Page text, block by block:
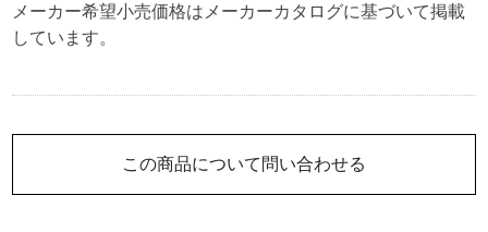
この商品について問い合わせる
メーカー希望小売価格はメーカーカタログに基づいて掲載
しています。